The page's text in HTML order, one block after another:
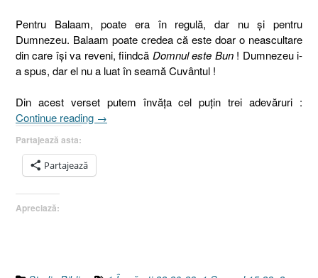
Pentru Balaam, poate era în regulă, dar nu şi pentru
Dumnezeu. Balaam poate credea că este doar o neascultare
din care îşi va reveni, fiindcă Domnul este Bun! Dumnezeu i-
a spus, dar el nu a luat în seamă Cuvântul !
Din acest verset putem învăţa cel puţin trei adevăruri :
Continue reading „Unde
care
păcatul
→
Partajează asta:
Partajează
Apreciază: